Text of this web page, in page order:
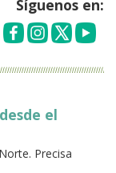
Síguenos en:
el
Precisa